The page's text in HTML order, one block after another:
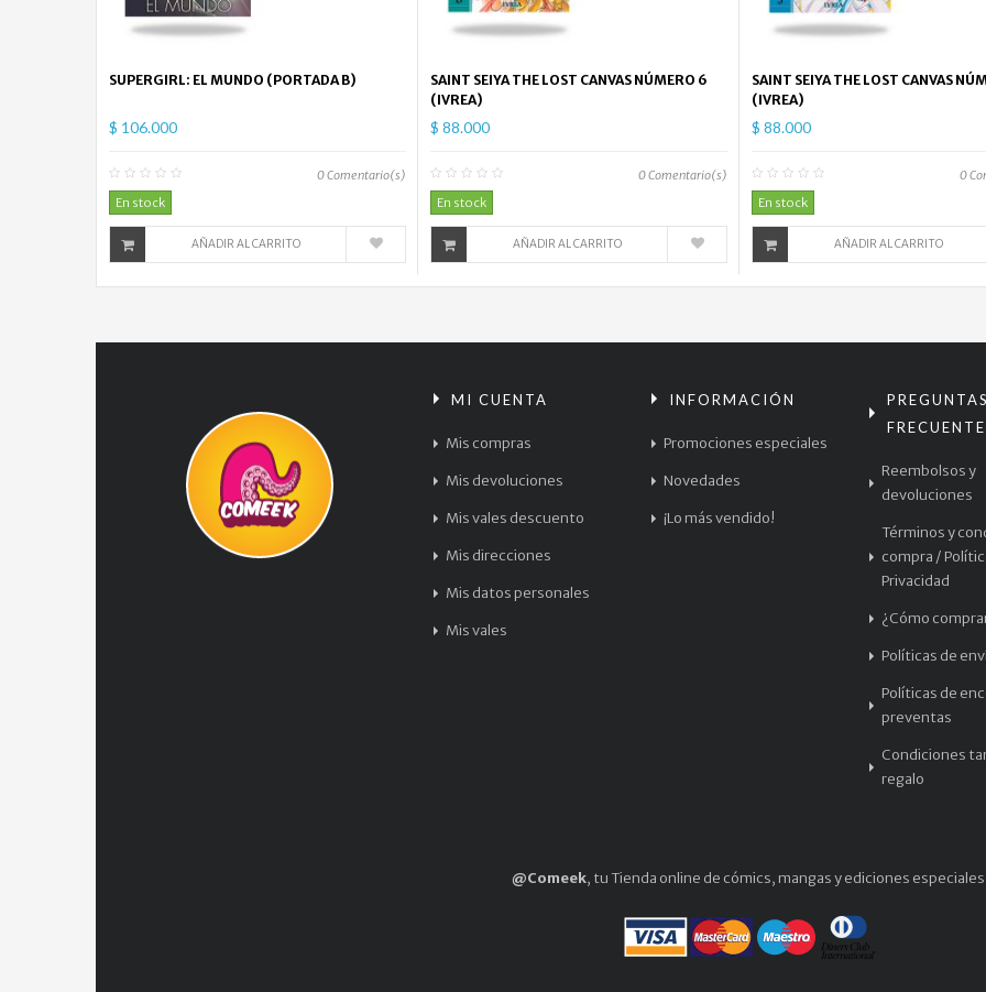
SUPERGIRL: EL MUNDO (PORTADA B)
$ 106.000
0Comentario(s)
En stock
AÑADIR AL CARRITO
SAINT SEIYA THE LOST CANVAS NÚMERO 6
(IVREA)
$ 88.000
0Comentario(s)
En stock
AÑADIR AL CARRITO
SAINT SEIYA THE LOST CANVAS
(IVREA)
$ 88.000
0
En stock
AÑADIR AL CARRITO
MI CUENTA
Mis compras
Mis devoluciones
Mis vales descuento
Mis direcciones
Mis datos personales
Mis vales
INFORMACIÓN
Promociones especiales
Novedades
¡Lo más vendido!
PREGUNTAS
Reembolsos y
devoluciones
Términos y
compra /
Privacidad
¿Cómo
Políticas de
Políticas de
preventas
Condiciones
regalo
@Comeek, tu Tienda online de cómics, mangas y ediciones